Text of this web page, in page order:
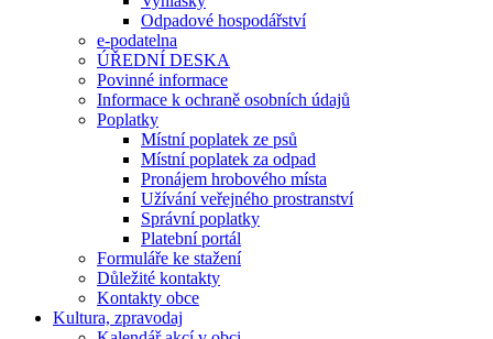
Odpadové hospodářství
e-podatelna
ÚŘEDNÍ DESKA
Povinné informace
Informace k ochraně osobních údajů
Poplatky
Místní poplatek ze psů
Místní poplatek za odpad
Pronájem hrobového místa
Užívání veřejného prostranství
Správní poplatky
Platební portál
Formuláře ke stažení
Důležité kontakty
Kontakty obce
Kultura, zpravodaj